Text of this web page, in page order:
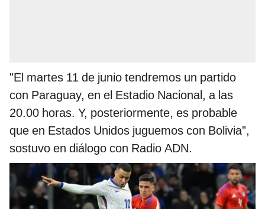
"El martes 11 de junio tendremos un partido
con Paraguay, en el Estadio Nacional, a las
20.00 horas. Y, posteriormente, es probable
que en Estados Unidos juguemos con Bolivia”,
sostuvo en diálogo con Radio ADN.